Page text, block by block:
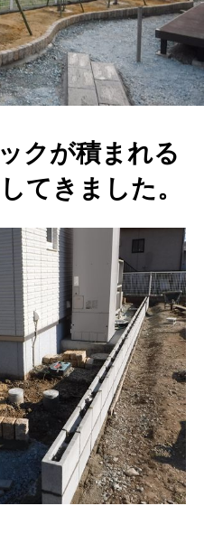
クが積まれる
てきました。